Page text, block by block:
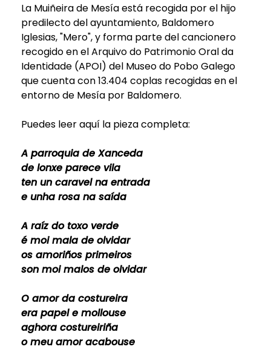
La Muiñeira de Mesía está recogida por el hijo
predilecto del ayuntamiento, Baldomero
Iglesias, "Mero", y forma parte del cancionero
recogido en el Arquivo do Patrimonio Oral da
Identidade (APOI) del Museo do Pobo Galego
que cuenta con 13.404 coplas recogidas en el
entorno de Mesía por Baldomero.
Puedes leer aquí la pieza completa:
A parroquia de Xanceda
de lonxe parece vila
ten un caravel na entrada
e unha rosa na saída
A raíz do toxo verde
é moi mala de olvidar
os amoriños primeiros
son moi malos de olvidar
O amor da costureira
era papel e mollouse
aghora costureiriña
o meu amor acabouse